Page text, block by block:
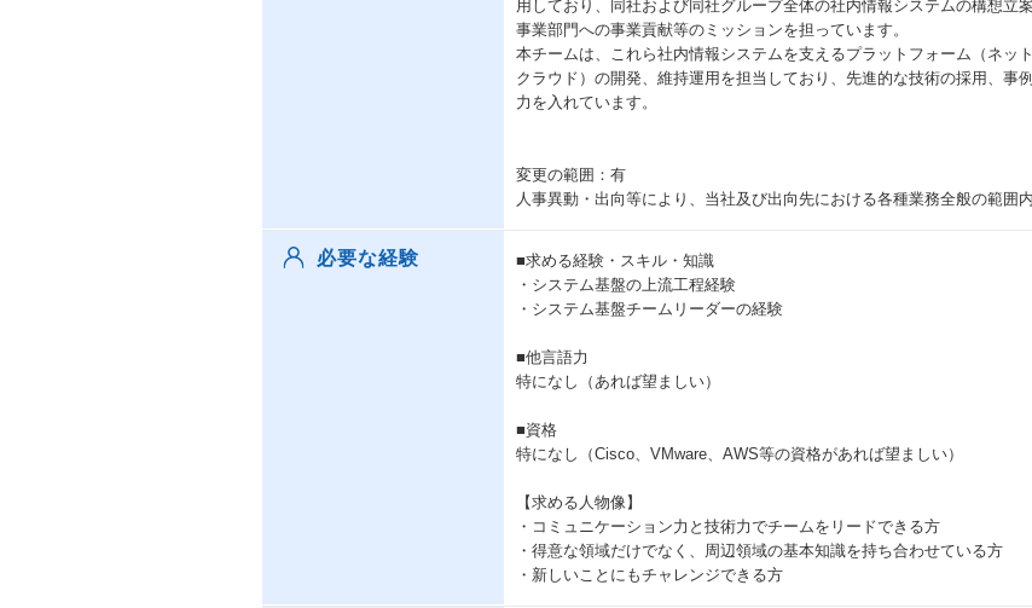
用しており、同社および同社グループ全体の社内情報システムの構想立
事業部門への事業貢献等のミッションを担っています。
本チームは、これら社内情報システムを支えるプラットフォーム（ネッ
クラウド）の開発、維持運用を担当しており、先進的な技術の採用、事
力を入れています。
変更の範囲：有
人事異動・出向等により、当社及び出向先における各種業務全般の範囲
必要な経験
■求める経験・スキル・知識
・システム基盤の上流工程経験
・システム基盤チームリーダーの経験
■他言語力
特になし（あれば望ましい）
■資格
特になし（Cisco、VMware、AWS等の資格があれば望ましい）
【求める人物像】
・コミュニケーション力と技術力でチームをリードできる方
・得意な領域だけでなく、周辺領域の基本知識を持ち合わせている方
・新しいことにもチャレンジできる方